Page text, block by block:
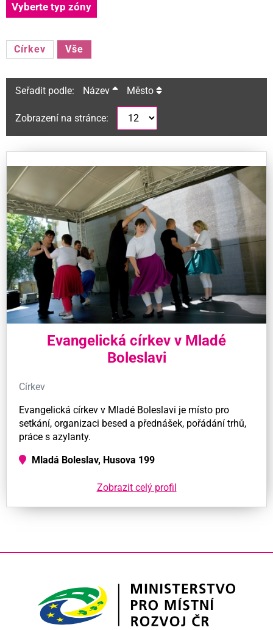
Vyberte typ zóny
Církev Vše
Seřadit podle: Název Město
Zobrazení na stránce:
Evangelická církev v Mladé
Boleslavi
Církev
Evangelická církev v Mladé Boleslavi je místo pro
setkání, organizaci besed a přednášek, pořádání trhů,
práce s azylanty.
Mladá Boleslav, Husova 199
Zobrazit celý profil